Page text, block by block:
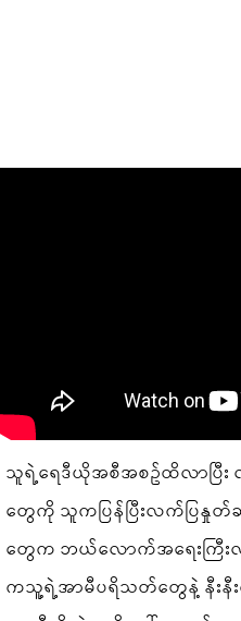
သူရဲ့ရေဒီယိုအစီအစဥ်ထိလာပြီး
တွေကို သူကပြန်ပြီးလက်ပြ
တွေက ဘယ်လောက်အရေးကြီး
ကသူ့ရဲ့အာမီပရိသတ်တွေနဲ့ နီးနီ